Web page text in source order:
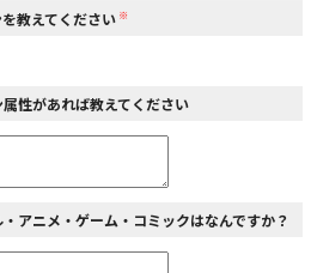
教えてください ※
性があれば教えてください
アニメ・ゲーム・コミックはなんですか？